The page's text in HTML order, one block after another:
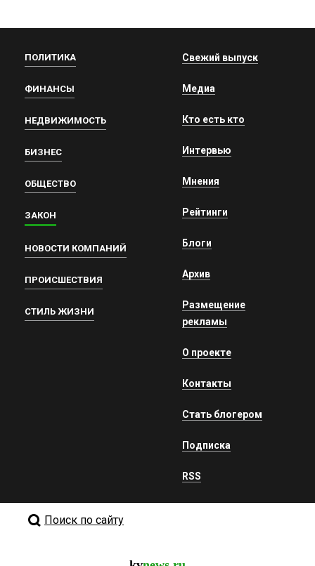
ПОЛИТИКА
ФИНАНСЫ
НЕДВИЖИМОСТЬ
БИЗНЕС
ОБЩЕСТВО
ЗАКОН
НОВОСТИ КОМПАНИЙ
ПРОИСШЕСТВИЯ
СТИЛЬ ЖИЗНИ
Свежий выпуск
Медиа
Кто есть кто
Интервью
Мнения
Рейтинги
Блоги
Архив
Размещение
рекламы
О проекте
Контакты
Стать блогером
Подписка
RSS
Поиск по сайту